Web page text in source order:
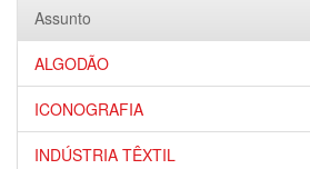
Assunto
ALGODÃO
ICONOGRAFIA
INDÚSTRIA TÊXTIL